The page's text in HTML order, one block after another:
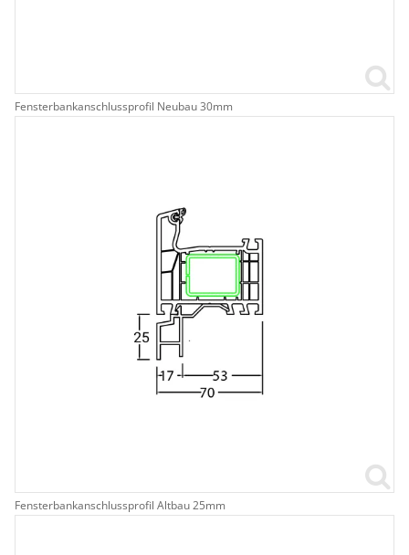
Fensterbankanschlussprofil Neubau 30mm
Fensterbankanschlussprofil Altbau 25mm